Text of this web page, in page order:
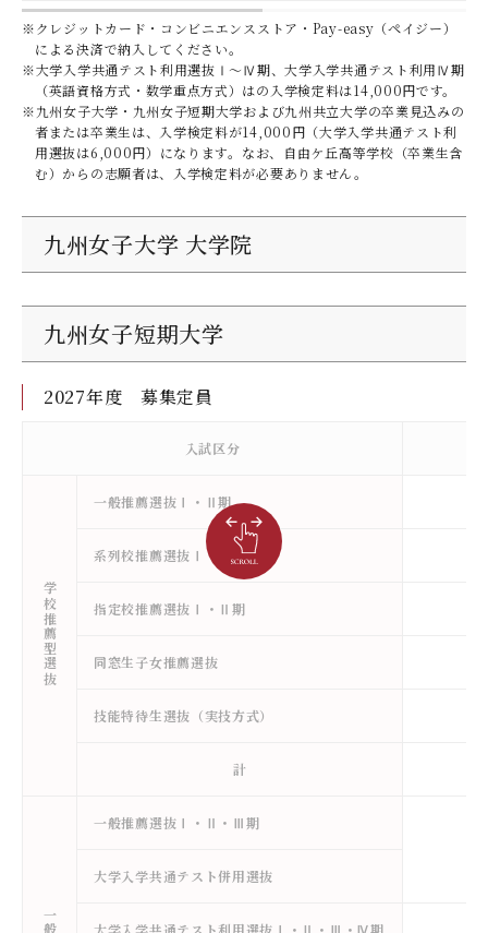
※クレジットカード・コンビニエンスストア・Pay-easy（ペイジー）
による決済で納入してください。
※大学入学共通テスト利用選抜Ⅰ～Ⅳ期、大学入学共通テスト利用Ⅳ期
（英語資格方式・数学重点方式）はの入学検定料は14,000円です。
※九州女子大学・九州女子短期大学および九州共立大学の卒業見込みの
者または卒業生は、入学検定料が14,000円（大学入学共通テスト利
用選抜は6,000円）になります。なお、自由ケ丘高等学校（卒業生含
む）からの志願者は、入学検定料が必要ありません。
九州女子大学 大学院
九州女子短期大学
2027年度 募集定員
入試区分
学校推薦型選抜
一般推薦選抜Ⅰ・Ⅱ期
系列校推薦選抜Ⅰ・Ⅱ期
指定校推薦選抜Ⅰ・Ⅱ期
同窓生子女推薦選抜
技能特待生選抜（実技方式）
計
一般推薦選抜Ⅰ・Ⅱ・Ⅲ期
大学入学共通テスト併用選抜
大学入学共通テスト利用選抜Ⅰ・Ⅱ・Ⅲ・Ⅳ期